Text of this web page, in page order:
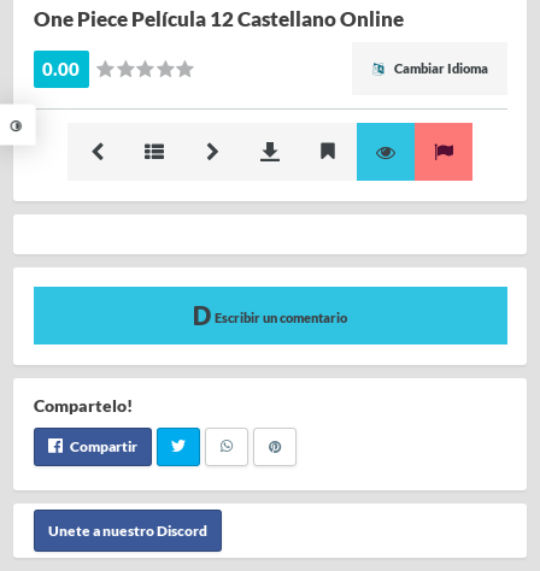
One Piece Película 12 Castellano Online
0.00 Cambiar Idioma
Escribir un comentario
Compartelo!
Compartir
Unete a nuestro Discord